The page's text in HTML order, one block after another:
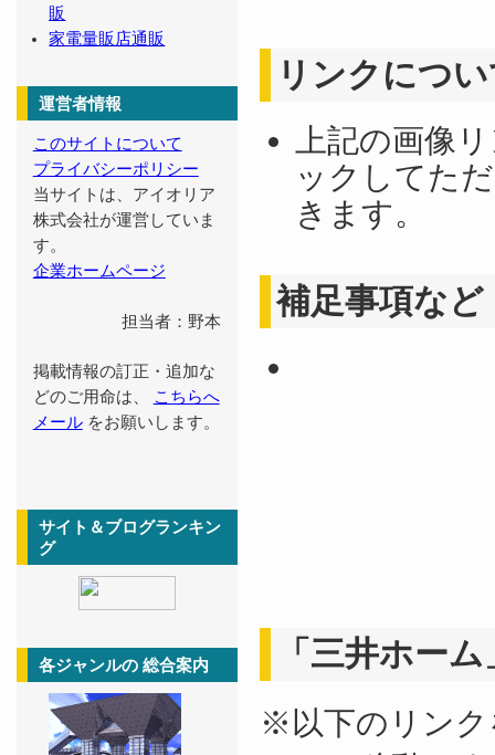
リンクにつ
上記の画像
ックしてた
きます。
補足事項など
「三井ホー
※以下のリンク
販
家電量販店通販
運営者情報
このサイトについて
プライバシーポリシー
当サイトは、アイオリア
株式会社が運営していま
す。
企業ホームページ
担当者：野本
掲載情報の訂正・追加な
どのご用命は、
こちらへ
メールをお願いします。
サイト＆ブログランキン
グ
各ジャンルの 総合案内